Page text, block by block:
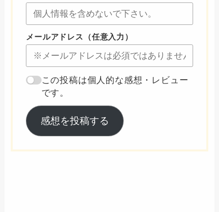
メールアドレス（任意入力）
この投稿は個人的な感想・レビュー
です。
感想を投稿する